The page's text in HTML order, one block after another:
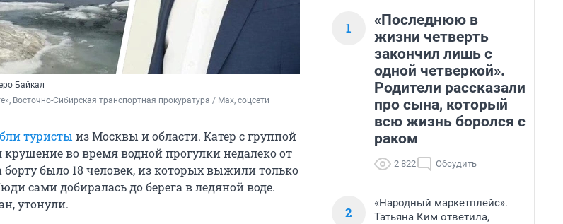
Байкал
Восточно-Сибирская транспортная прокуратура / Maх, соцсети
туристы из Москвы и области. Катер с группой
во время водной прогулки недалеко от
было 18 человек, из которых выжили только
сами добиралась до берега в ледяной воде.
утонули.
1
«Последнюю в
жизни четверть
закончил лишь с
одной четверкой».
Родители рассказали
про сына, который
всю жизнь боролся с
раком
2 822 Обсудить
2
«Народный маркетплейс».
Татьяна Ким ответила,